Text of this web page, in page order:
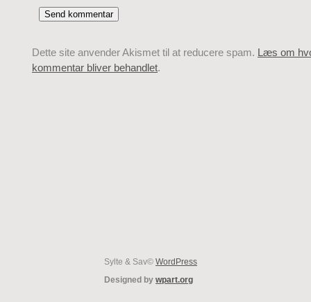
Dette site anvender Akismet til at reducere spam. Læs om
kommentar bliver behandlet.
Sylte & Sav© WordPress
Designed by wpart.org